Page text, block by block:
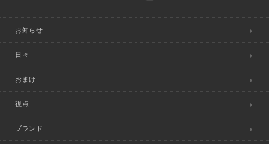
お知らせ
日々
おまけ
視点
ブランド